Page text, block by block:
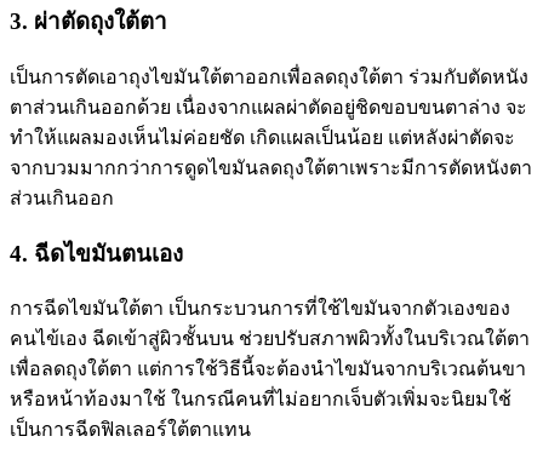
3. ผ่าตัดถุงใต้ตา
เป็นการตัดเอาถุงไขมันใต้ตาออกเพื่อลดถุงใต้ตา ร่วมกับตัดหนัง
ตาส่วนเกินออกด้วย เนื่องจากแผลผ่าตัดอยู่ชิดขอบขนตาล่าง จะ
ทำให้แผลมองเห็นไม่ค่อยชัด เกิดแผลเป็นน้อย แต่หลังผ่าตัดจะ
จากบวมมากกว่าการดูดไขมันลดถุงใต้ตาเพราะมีการตัดหนังตา
ส่วนเกินออก
4. ฉีดไขมันตนเอง
การฉีดไขมันใต้ตา เป็นกระบวนการที่ใช้ไขมันจากตัวเองของ
คนไข้เอง ฉีดเข้าสู่ผิวชั้นบน ช่วยปรับสภาพผิวทั้งในบริเวณใต้ตา
เพื่อลดถุงใต้ตา แต่การใช้วิธีนี้จะต้องนำไขมันจากบริเวณต้นขา
หรือหน้าท้องมาใช้ ในกรณีคนที่ไม่อยากเจ็บตัวเพิ่มจะนิยมใช้
เป็นการฉีดฟิลเลอร์ใต้ตาแทน